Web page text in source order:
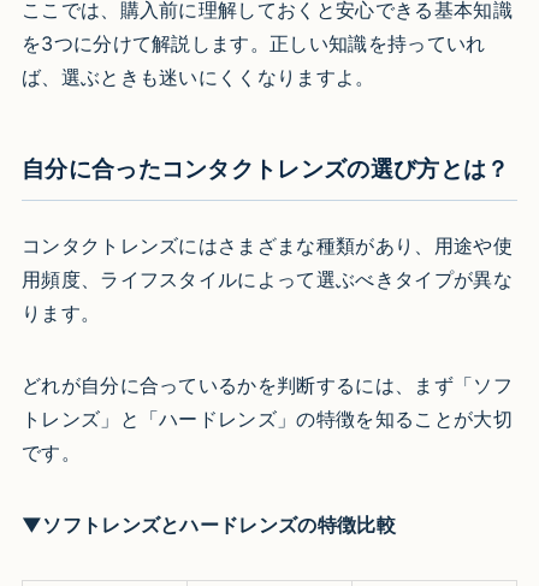
ここでは、購入前に理解しておくと安心できる基本知識
を3つに分けて解説します。正しい知識を持っていれ
ば、選ぶときも迷いにくくなりますよ。
自分に合ったコンタクトレンズの選び方とは？
コンタクトレンズにはさまざまな種類があり、用途や使
用頻度、ライフスタイルによって選ぶべきタイプが異な
ります。
どれが自分に合っているかを判断するには、まず「ソフ
トレンズ」と「ハードレンズ」の特徴を知ることが大切
です。
▼ソフトレンズとハードレンズの特徴比較